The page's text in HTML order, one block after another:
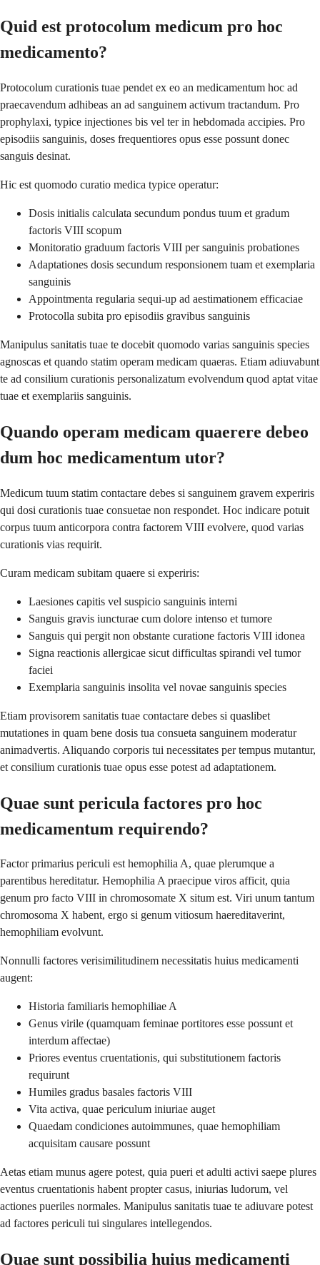
Quid est protocolum medicum pro hoc
medicamento?
Protocolum curationis tuae pendet ex eo an medicamentum hoc ad
praecavendum adhibeas an ad sanguinem activum tractandum. Pro
prophylaxi, typice injectiones bis vel ter in hebdomada accipies. Pro
episodiis sanguinis, doses frequentiores opus esse possunt donec
sanguis desinat.
Hic est quomodo curatio medica typice operatur:
Dosis initialis calculata secundum pondus tuum et gradum
factoris VIII scopum
Monitoratio graduum factoris VIII per sanguinis probationes
Adaptationes dosis secundum responsionem tuam et exemplaria
sanguinis
Appointmenta regularia sequi-up ad aestimationem efficaciae
Protocolla subita pro episodiis gravibus sanguinis
Manipulus sanitatis tuae te docebit quomodo varias sanguinis species
agnoscas et quando statim operam medicam quaeras. Etiam adiuvabunt
te ad consilium curationis personalizatum evolvendum quod aptat vitae
tuae et exemplariis sanguinis.
Quando operam medicam quaerere debeo
dum hoc medicamentum utor?
Medicum tuum statim contactare debes si sanguinem gravem experiris
qui dosi curationis tuae consuetae non respondet. Hoc indicare potuit
corpus tuum anticorpora contra factorem VIII evolvere, quod varias
curationis vias requirit.
Curam medicam subitam quaere si experiris:
Laesiones capitis vel suspicio sanguinis interni
Sanguis gravis iuncturae cum dolore intenso et tumore
Sanguis qui pergit non obstante curatione factoris VIII idonea
Signa reactionis allergicae sicut difficultas spirandi vel tumor
faciei
Exemplaria sanguinis insolita vel novae sanguinis species
Etiam provisorem sanitatis tuae contactare debes si quaslibet
mutationes in quam bene dosis tua consueta sanguinem moderatur
animadvertis. Aliquando corporis tui necessitates per tempus mutantur,
et consilium curationis tuae opus esse potest ad adaptationem.
Quae sunt pericula factores pro hoc
medicamentum requirendo?
Factor primarius periculi est hemophilia A, quae plerumque a
parentibus hereditatur. Hemophilia A praecipue viros afficit, quia
genum pro facto VIII in chromosomate X situm est. Viri unum tantum
chromosoma X habent, ergo si genum vitiosum haereditaverint,
hemophiliam evolvunt.
Nonnulli factores verisimilitudinem necessitatis huius medicamenti
augent:
Historia familiaris hemophiliae A
Genus virile (quamquam feminae portitores esse possunt et
interdum affectae)
Priores eventus cruentationis, qui substitutionem factoris
requirunt
Humiles gradus basales factoris VIII
Vita activa, quae periculum iniuriae auget
Quaedam condiciones autoimmunes, quae hemophiliam
acquisitam causare possunt
Aetas etiam munus agere potest, quia pueri et adulti activi saepe plures
eventus cruentationis habent propter casus, iniurias ludorum, vel
actiones pueriles normales. Manipulus sanitatis tuae te adiuvare potest
ad factores periculi tui singulares intellegendos.
Quae sunt possibilia huius medicamenti